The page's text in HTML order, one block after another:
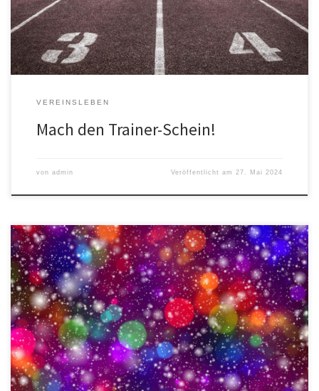
hin zu Hockey oder einfach deiner persönlichen Lieblingssportart
ist alles […]
VEREINSLEBEN
Mach den Trainer-Schein!
von admin Veröffentlicht am27. Mai 2024
Am Mittwoch, 7. Februar heißt es ab 16:30 Uhr wieder: Narri Narro, s
Fasnetturnen isch wieder do! Die Kinder (und Eltern) unserer
Turngruppen führen vor, was sie gelernt haben. Auch die
Hohwaldgeischter werden uns einen kleinen Besuch abstatten!
Danach laden wir Sie zu einem gemütlichen Umtrunk ein. Ihre
Spende kommt […]